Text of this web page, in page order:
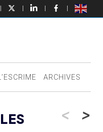
| | | |
ARCHIVES
< >